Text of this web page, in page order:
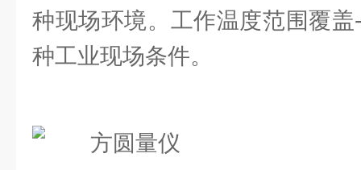
种现场环境。工作温度范围覆
种工业现场条件。